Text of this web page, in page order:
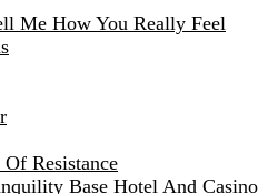
Me How You Really Feel
Resistance
Base Hotel And Casino